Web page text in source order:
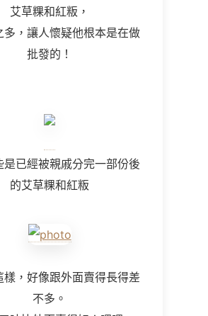
艾草粿和紅粄，
多，讓人懷疑他根本是在做
批發的！
是已經被親戚分完一部份後
的艾草粿和紅粄
樣，好像跟外面賣得長得差
不多。